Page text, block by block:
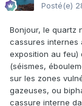
Posté(e)
Bonjour, le quartz
cassures internes
exposition au feu)
(séismes,
sur les zones
gazeuses, ou
cassure interne